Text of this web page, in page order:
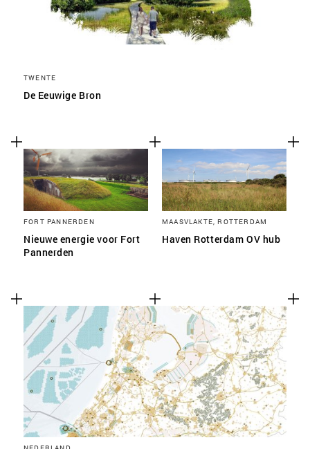
TWENTE
De Eeuwige Bron
FORT PANNERDEN
Nieuwe energie voor Fort
Pannerden
MAASVLAKTE, ROTTERDAM
Haven Rotterdam OV hub